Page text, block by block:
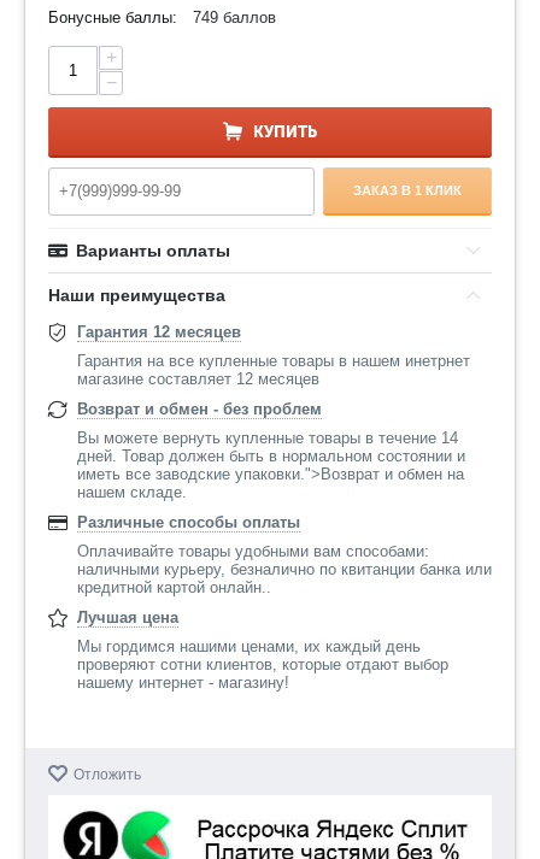
Бонусные баллы:
749 баллов
+
−
КУПИТЬ
ЗАКАЗ В 1 КЛИК
Варианты оплаты
Наши преимущества
Гарантия 12 месяцев
Гарантия на все купленные товары в нашем инетрнет
магазине составляет 12 месяцев
Возврат и обмен - без проблем
Вы можете вернуть купленные товары в течение 14
дней. Товар должен быть в нормальном состоянии и
иметь все заводские упаковки.">Возврат и обмен на
нашем складе.
Различные способы оплаты
Оплачивайте товары удобными вам способами:
наличными курьеру, безналично по квитанции банка или
кредитной картой онлайн..
Лучшая цена
Мы гордимся нашими ценами, их каждый день
проверяют сотни клиентов, которые отдают выбор
нашему интернет - магазину!
Отложить